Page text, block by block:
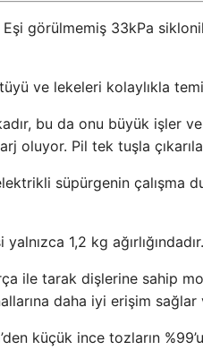
görülmemiş 33kPa
ve lekeleri kolaylıkla
bu da onu büyük işler
oluyor. Pil tek tuşla
süpürgenin çalışma
1,2 kg ağırlığındadır.
ile tarak dişlerine sahip
daha iyi erişim
küçük ince tozların